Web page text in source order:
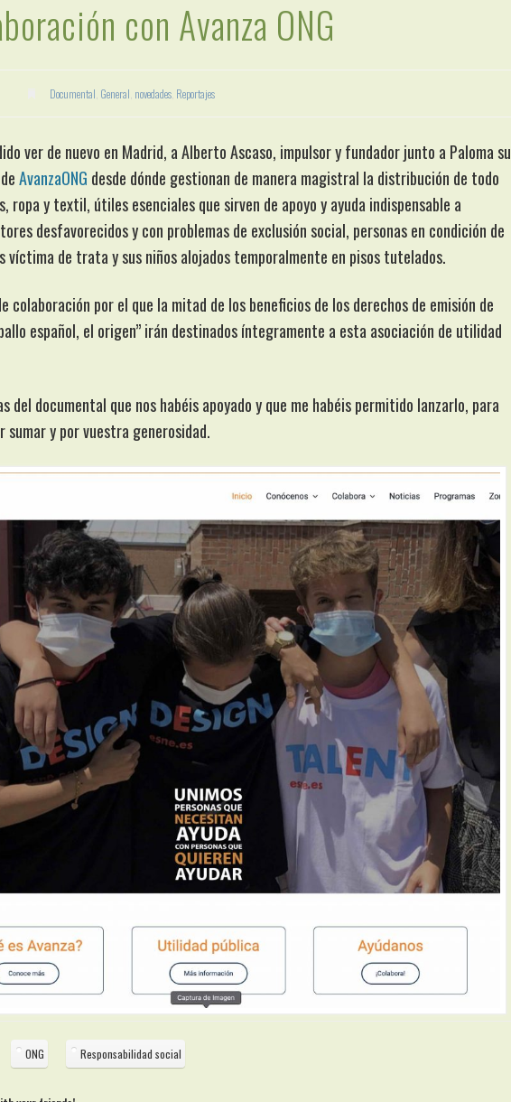
con Avanza ONG
Documental General novedades, Reportajes
ver de nuevo en Madrid, a Alberto Ascaso, impulsor y fundador junto a Paloma su
AvanzaONG desde dónde gestionan de manera magistral la distribución de todo
ropa y textil, útiles esenciales que sirven de apoyo y ayuda indispensable a
desfavorecidos y con problemas de exclusión social, personas en condición de
víctima de trata y sus niños alojados temporalmente en pisos tutelados.
colaboración por el que la mitad de los beneficios de los derechos de emisión de
español, el origen” irán destinados íntegramente a esta asociación de utilidad
del documental que nos habéis apoyado y que me habéis permitido lanzarlo, para
sumar y por vuestra generosidad.
ONG Responsabilidad social